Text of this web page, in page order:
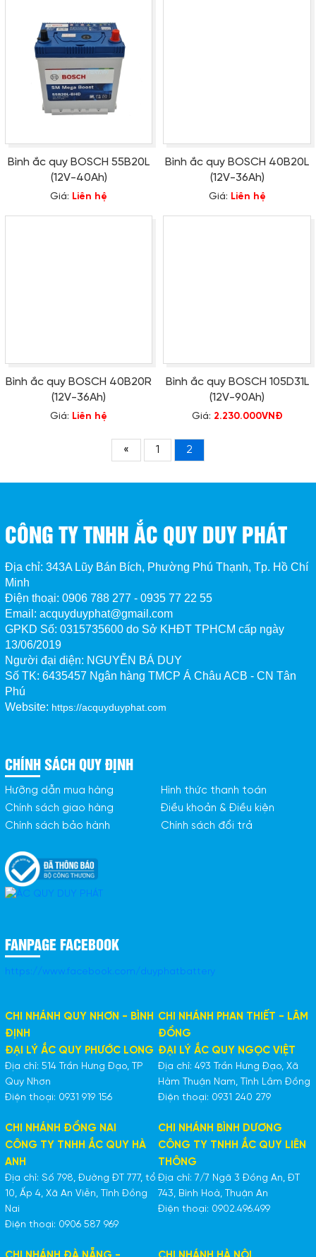
Bình ắc quy BOSCH 55B20L
(12V-40Ah)
Giá: Liên hệ
Bình ắc quy BOSCH 40B20L
(12V-36Ah)
Giá: Liên hệ
Bình ắc quy BOSCH 40B20R
(12V-36Ah)
Giá: Liên hệ
Bình ắc quy BOSCH 105D31L
(12V-90Ah)
Giá: 2.230.000VNĐ
« 1 2
CÔNG TY TNHH ẮC QUY DUY PHÁT
Địa chỉ: 343A Lũy Bán Bích, Phường Phú Thạnh, Tp. Hồ Chí
Minh
Điện thoại: 0906 788 277 - 0935 77 22 55
Email: acquyduyphat@gmail.com
GPKD Số: 0315735600 do Sở KHĐT TPHCM cấp ngày
13/06/2019
Người đại diện: NGUYỄN BÁ DUY
Số TK: 6435457 Ngân hàng TMCP Á Châu ACB - CN Tân
Phú
Website: https://acquyduyphat.com
CHÍNH SÁCH QUY ĐỊNH
Hưỡng dẫn mua hàng
Hình thức thanh toán
Chính sách giao hàng
Điều khoản & Điều kiện
Chính sách bảo hành
Chính sách đổi trả
FANPAGE FACEBOOK
https://www.facebook.com/duyphatbattery
CHI NHÁNH QUY NHƠN - BÌNH
ĐỊNH
ĐẠI LÝ ẮC QUY PHƯỚC LONG
Địa chỉ: 514 Trần Hưng Đạo, TP
Quy Nhơn
Điện thoại: 0931 919 156
CHI NHÁNH PHAN THIẾT - LÂM
ĐỒNG
ĐẠI LÝ ẮC QUY NGỌC VIỆT
Địa chỉ: 493 Trần Hưng Đạo, Xã
Hàm Thuận Nam, Tỉnh Lâm Đồng
Điện thoại: 0931 240 279
CHI NHÁNH ĐỒNG NAI
CÔNG TY TNHH ẮC QUY HÀ
ANH
Địa chỉ: Số 798, Đường ĐT 777, tổ
10, Ấp 4, Xã An Viễn, Tỉnh Đồng
Nai
Điện thoại: 0906 587 969
CHI NHÁNH BÌNH DƯƠNG
CÔNG TY TNHH ẮC QUY LIÊN
THÔNG
Địa chỉ: 7/7 Ngã 3 Đồng An, ĐT
743, Bình Hoà, Thuận An
Điện thoại: 0902.496.499